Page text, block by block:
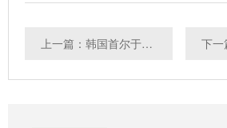
上一篇：韩国首尔于8月14日全面实施汽车网络安全新规，行业监管进入新阶段